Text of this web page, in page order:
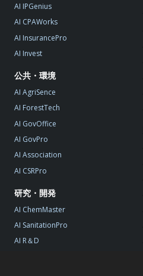
AI IPGenius
AI CPAWorks
AI InsurancePro
AI Invest
公共・環境
AI AgriSence
AI ForestTech
AI GovOffice
AI GovPro
AI Association
AI CSRPro
研究・開発
AI ChemMaster
AI SanitationPro
AI R＆D